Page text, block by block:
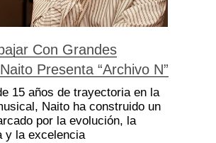
Con Grandes
Presenta “Archivo N”
15 años de trayectoria en la
Naito ha construido un
por la evolución, la
y la excelencia